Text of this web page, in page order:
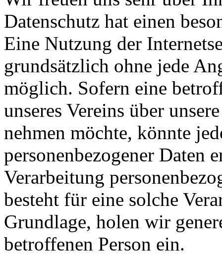
Datenschutz hat einen
Eine Nutzung der
grundsätzlich ohne jede
möglich. Sofern eine
unseres Vereins über
nehmen möchte, könnte
personenbezogener Daten
Verarbeitung
besteht für eine solche
Grundlage, holen wir
betroffenen Person ein.